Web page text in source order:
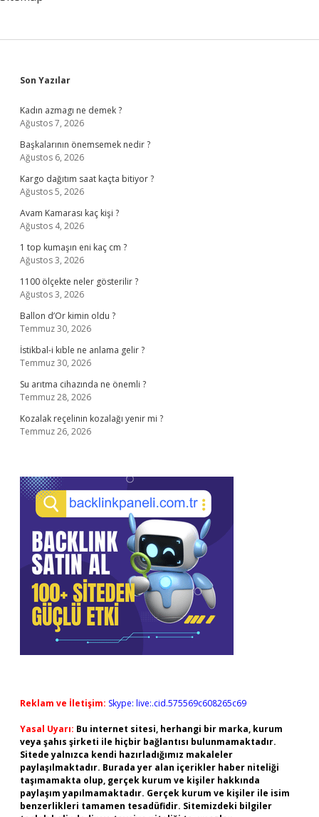
Sidebar
Son Yazılar
Kadın azmagı ne demek ?
Ağustos 7, 2026
Başkalarının önemsemek nedir ?
Ağustos 6, 2026
Kargo dağıtım saat kaçta bitiyor ?
Ağustos 5, 2026
Avam Kamarası kaç kişi ?
Ağustos 4, 2026
1 top kumaşın eni kaç cm ?
Ağustos 3, 2026
1100 ölçekte neler gösterilir ?
Ağustos 3, 2026
Ballon d’Or kimin oldu ?
Temmuz 30, 2026
İstikbal-i kıble ne anlama gelir ?
Temmuz 30, 2026
Su arıtma cihazında ne önemli ?
Temmuz 28, 2026
Kozalak reçelinin kozalağı yenir mi ?
Temmuz 26, 2026
Reklam ve İletişim: Skype: live:.cid.575569c608265c69
Yasal Uyarı: Bu internet sitesi, herhangi bir marka, kurum
veya şahıs şirketi ile hiçbir bağlantısı bulunmamaktadır.
Sitede yalnızca kendi hazırladığımız makaleler
paylaşılmaktadır. Burada yer alan içerikler haber niteliği
taşımamakta olup, gerçek kurum ve kişiler hakkında
paylaşım yapılmamaktadır. Gerçek kurum ve kişiler ile isim
benzerlikleri tamamen tesadüfidir. Sitemizdeki bilgiler